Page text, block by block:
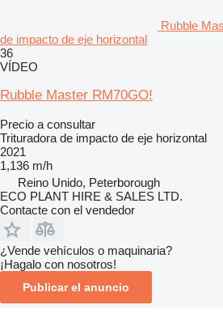
Rubble
de impacto de eje horizontal
36
VÍDEO
Rubble Master RM70GO!
Precio a consultar
Trituradora de impacto de eje horizontal
2021
1,136 m/h
Reino Unido, Peterborough
ECO PLANT HIRE & SALES LTD.
Contacte con el vendedor
¿Vende vehículos o maquinaria?
¡Hagalo con nosotros!
Publicar el anuncio